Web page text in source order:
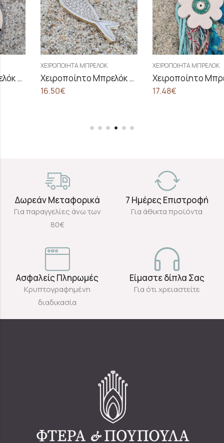
ΧΕΙΡΟΠΟΊΗΤΑ ΜΠΡΕΛΌΚ
Χειροποίητο Μπρελόκ Fish
ΧΕΙΡΟΠΟΊΗΤΑ ΜΠΡΕΛΌΚ
Χειροποίητο Μπρελόκ Good Luck
Δωρεάν Μεταφορικά
Για παραγγελίες άνω των
80€
7 Ημέρες Επιστροφή
Για άθικτα προϊόντα
Ασφαλείς Πληρωμές
Κρυπτογραφημένη
διαδικασία
Είμαστε δίπλα Σας
Για ότι χρειαστείτε